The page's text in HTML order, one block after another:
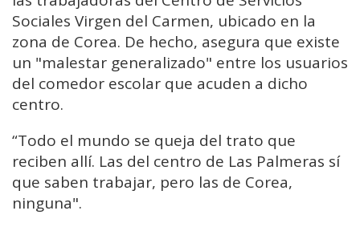
Sociales Virgen del Carmen, ubicado en la
zona de Corea. De hecho, asegura que existe
un "malestar generalizado" entre los usuarios
del comedor escolar que acuden a dicho
centro.
“Todo el mundo se queja del trato que
reciben allí. Las del centro de Las Palmeras sí
que saben trabajar, pero las de Corea,
ninguna".